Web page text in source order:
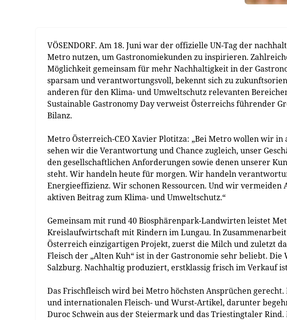
VÖSENDORF. Am 18. Juni war der offizielle UN-Tag der
Metro nutzen, um Gastronomiekunden zu inspirieren.
Möglichkeit gemeinsam für mehr Nachhaltigkeit in der
sparsam und verantwortungsvoll, bekennt sich zu
anderen für den Klima- und Umweltschutz relevanten
Sustainable Gastronomy Day verweist Österreichs führender
Bilanz.
Metro Österreich-CEO Xavier Plotitza: „Bei Metro wollen wir
sehen wir die Verantwortung und Chance zugleich, unser
den gesellschaftlichen Anforderungen sowie denen unserer
steht. Wir handeln heute für morgen. Wir handeln
Energieeffizienz. Wir schonen Ressourcen. Und wir vermeiden
aktiven Beitrag zum Klima- und Umweltschutz.“
Gemeinsam mit rund 40 Biosphärenpark-Landwirten leistet
Kreislaufwirtschaft mit Rindern im Lungau. In
Österreich einzigartigen Projekt, zuerst die Milch und zuletzt
Fleisch der „Alten Kuh“ ist in der Gastronomie sehr beliebt.
Salzburg. Nachhaltig produziert, erstklassig frisch im Verkauf
Das Frischfleisch wird bei Metro höchsten Ansprüchen
und internationalen Fleisch- und Wurst-Artikel, darunter
Duroc Schwein aus der Steiermark und das Triestingtaler